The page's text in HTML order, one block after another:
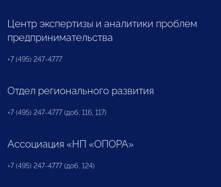
Центр экспертизы и аналитики проблем
предпринимательства
+7 (495) 247-4777
Отдел регионального развития
+7 (495) 247-4777 (доб. 116, 117)
Ассоциация «НП «ОПОРА»
+7 (495) 247-4777 (доб. 124)